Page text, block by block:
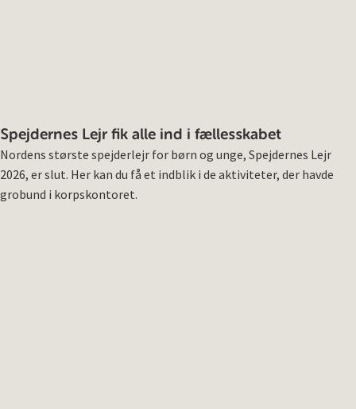
Spejdernes Lejr fik alle ind i fællesskabet
Nordens største spejderlejr for børn og unge, Spejdernes Lejr
2026, er slut. Her kan du få et indblik i de aktiviteter, der havde
grobund i korpskontoret.